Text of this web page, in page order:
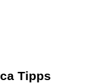
Tipps